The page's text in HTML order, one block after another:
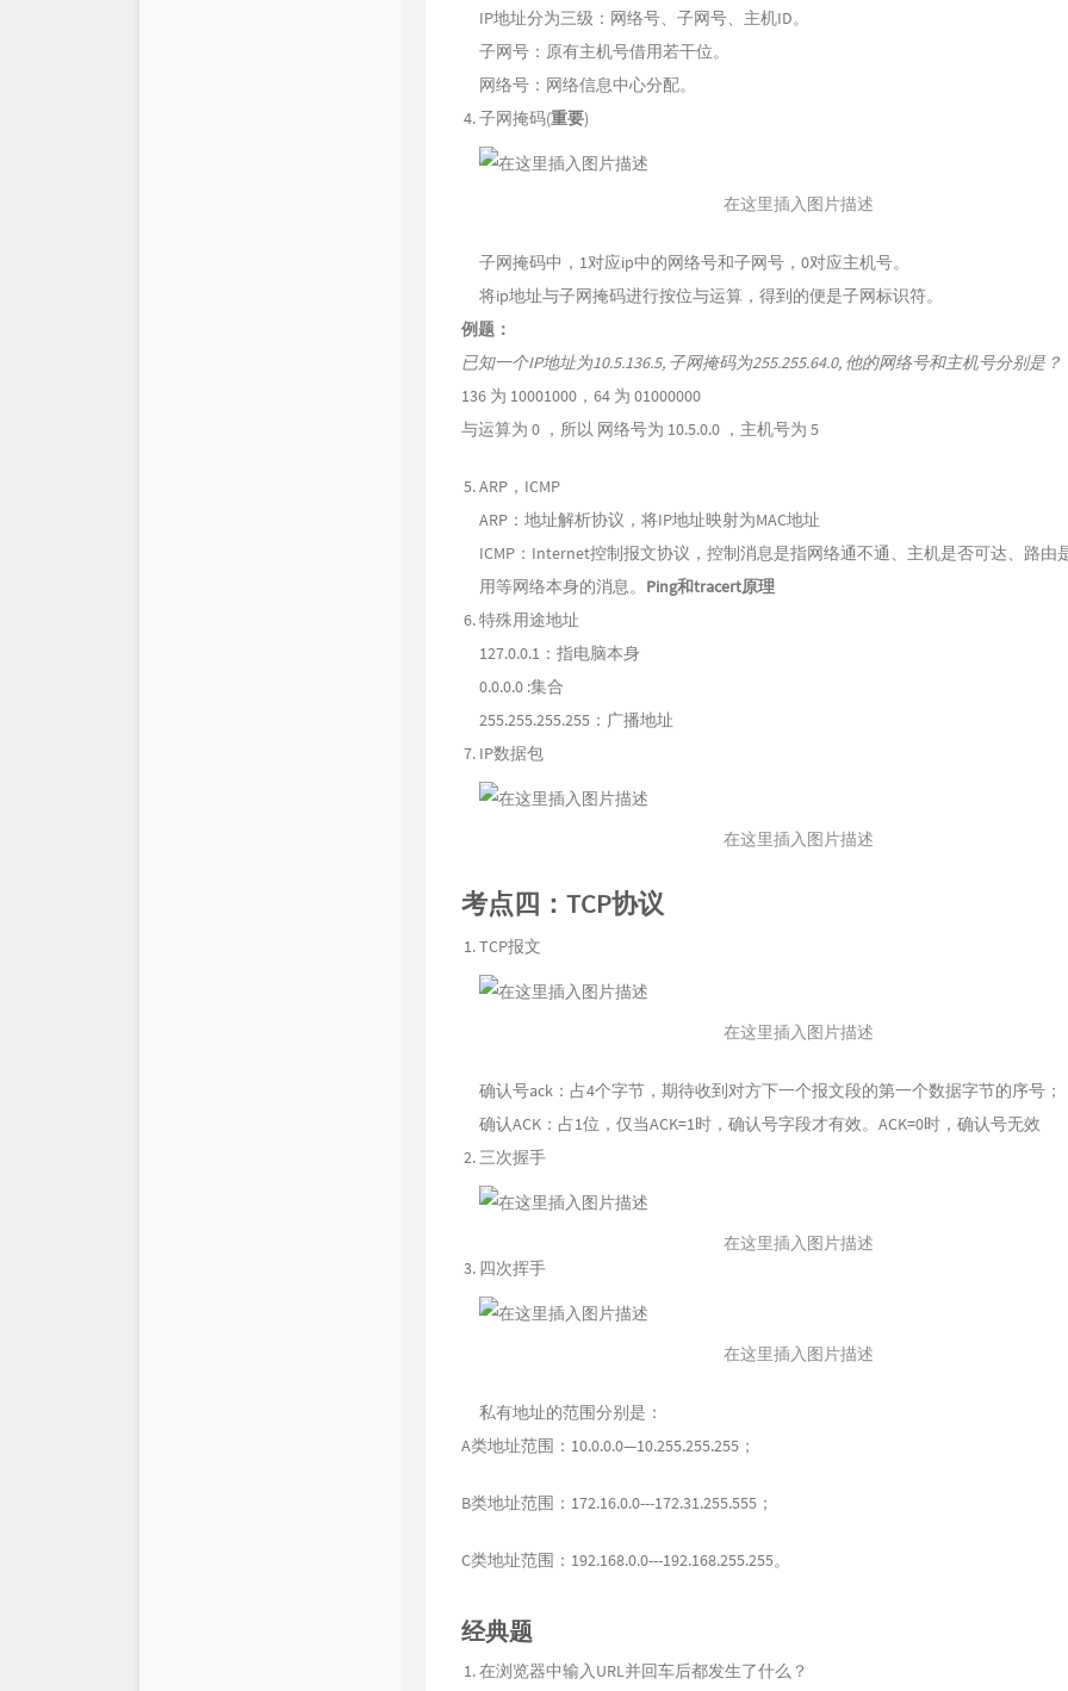
IP地址分为三级：网络号、子网号、主机ID。
子网号：原有主机号借用若干位。
网络号：网络信息中心分配。
子网掩码(重要)
在这里插入图片描述
子网掩码中，1对应ip中的网络号和子网号，0对应主机号。
将ip地址与子网掩码进行按位与运算，得到的便是子网标识符。
例题：
已知一个IP地址为10.5.136.5, 子网掩码为255.255.64.0, 他的网络号和主机号分别是？
136 为 10001000，64 为 01000000
与运算为 0 ，所以 网络号为 10.5.0.0 ，主机号为 5
ARP，ICMP
ARP：地址解析协议，将IP地址映射为MAC地址
ICMP：Internet控制报文协议，控制消息是指网络通不通、主机是否可达、路由
用等网络本身的消息。 Ping和tracert原理
特殊用途地址
127.0.0.1：指电脑本身
0.0.0.0 :集合
255.255.255.255：广播地址
IP数据包
在这里插入图片描述
考点四：TCP协议
TCP报文
在这里插入图片描述
确认号ack：占4个字节，期待收到对方下一个报文段的第一个数据字节的序号；
确认ACK：占1位，仅当ACK=1时，确认号字段才有效。ACK=0时，确认号无效
三次握手
在这里插入图片描述
四次挥手
在这里插入图片描述
私有地址的范围分别是：
A类地址范围：10.0.0.0—10.255.255.255；
B类地址范围：172.16.0.0---172.31.255.555；
C类地址范围：192.168.0.0---192.168.255.255。
经典题
在浏览器中输入URL并回车后都发生了什么？